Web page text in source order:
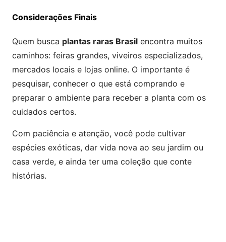
Considerações Finais
Quem busca plantas raras Brasil encontra muitos
caminhos: feiras grandes, viveiros especializados,
mercados locais e lojas online. O importante é
pesquisar, conhecer o que está comprando e
preparar o ambiente para receber a planta com os
cuidados certos.
Com paciência e atenção, você pode cultivar
espécies exóticas, dar vida nova ao seu jardim ou
casa verde, e ainda ter uma coleção que conte
histórias.